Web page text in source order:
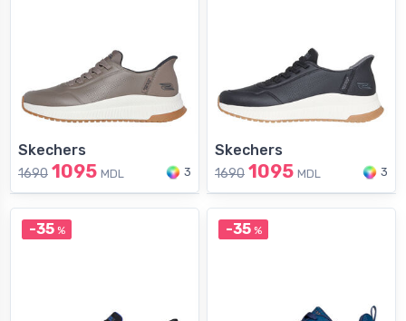
Skechers
1690 1095 MDL 3
Skechers
1690 1095 MDL 3
-35% -35%